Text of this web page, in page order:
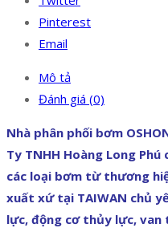
Pinterest
Email
Mô tả
Đánh giá (0)
Nhà phân phối bơm
Ty TNHH Hoàng Long
các loại bơm từ thương
xuất xứ tại TAIWAN chủ
lực, động cơ thủy lực, van